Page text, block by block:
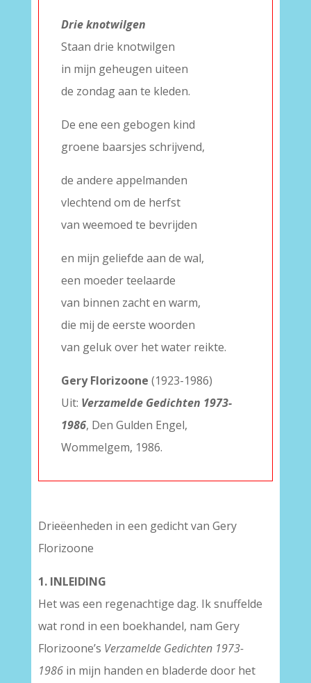
Drie knotwilgen
Staan drie knotwilgen
in mijn geheugen uiteen
de zondag aan te kleden.
De ene een gebogen kind
groene baarsjes schrijvend,
de andere appelmanden
vlechtend om de herfst
van weemoed te bevrijden
en mijn geliefde aan de wal,
een moeder teelaarde
van binnen zacht en warm,
die mij de eerste woorden
van geluk over het water reikte.
Gery Florizoone (1923-1986)
Uit: Verzamelde Gedichten 1973-
1986, Den Gulden Engel,
Wommelgem, 1986.
Drieëenheden in een gedicht van Gery
Florizoone
1. INLEIDING
Het was een regenachtige dag. Ik snuffelde
wat rond in een boekhandel, nam Gery
Florizoone’s Verzamelde Gedichten 1973-
1986in mijn handen en bladerde door het